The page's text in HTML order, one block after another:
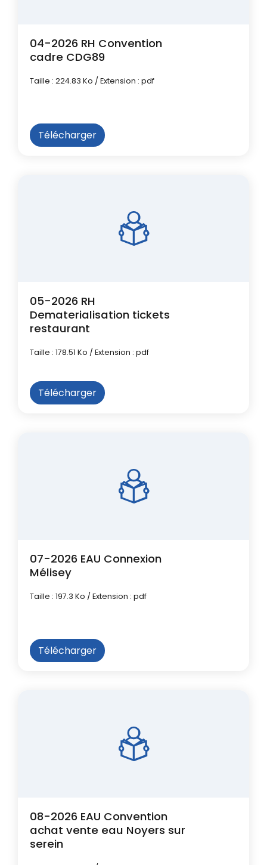
04-2026 RH Convention
cadre CDG89
Taille : 224.83 Ko / Extension : pdf
Télécharger
05-2026 RH
Dematerialisation tickets
restaurant
Taille : 178.51 Ko / Extension : pdf
Télécharger
07-2026 EAU Connexion
Mélisey
Taille : 197.3 Ko / Extension : pdf
Télécharger
08-2026 EAU Convention
achat vente eau Noyers sur
serein